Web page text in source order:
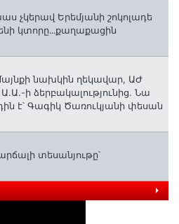
չկերավ Երեմյանի շոկոլադե
կտորը․․․քաղաքացին
նախկին ղեկավար, ԱԺ
ի ձերբակալությունից. Նա
է՝ Գագիկ Ծառուկյանի փեսան
տեսանյութը՝